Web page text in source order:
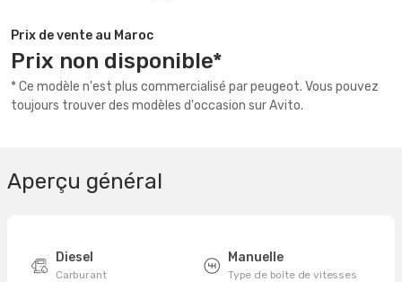
Prix de vente au Maroc
Prix non disponible*
* Ce modèle n'est plus commercialisé par peugeot. Vous pouvez
toujours trouver des modèles d'occasion sur Avito.
Aperçu général
Diesel
Carburant
Manuelle
Type de boîte de vitesses